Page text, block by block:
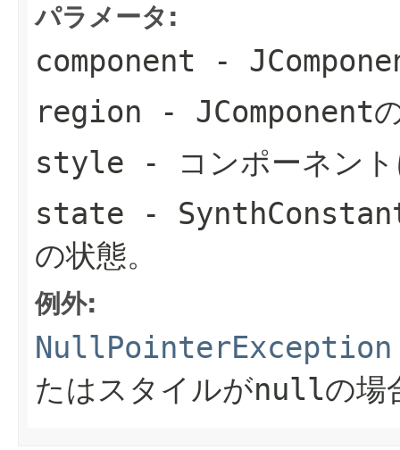
パラメータ:
component -
region - JComponent
style - コンポーネント
state -
の状態。
例外:
NullPointerException
たはスタイルがnullの場